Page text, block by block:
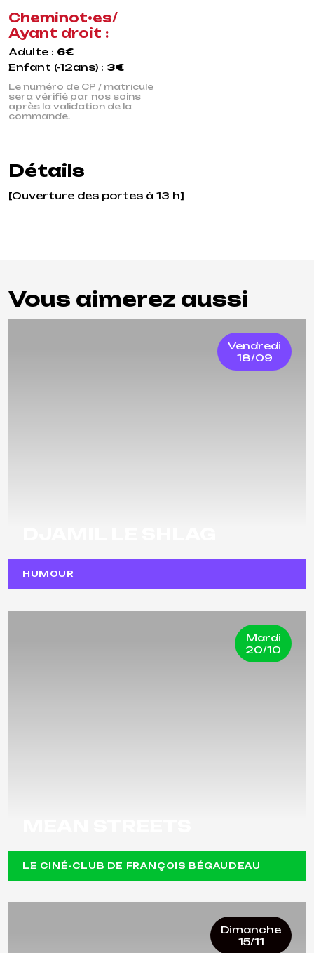
Cheminot•es/
Ayant droit :
Adulte : 6€
Enfant (-12ans) : 3€
Le numéro de CP / matricule
sera vérifié par nos soins
après la validation de la
commande.
Détails
[Ouverture des portes à 13 h]
Vous aimerez aussi
Vendredi
18/09
HUMOUR
Mardi
20/10
LE CINÉ-CLUB DE FRANÇOIS BÉGAUDEAU
Dimanche
15/11